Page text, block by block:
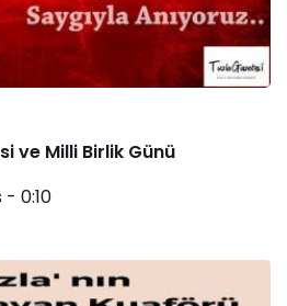
ve Milli Birlik Günü
0:10